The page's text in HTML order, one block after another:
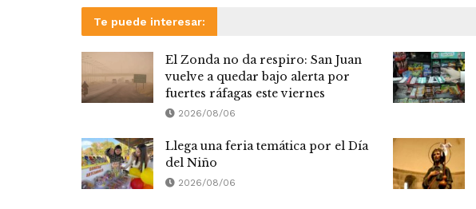
Te puede interesar:
El Zonda no da respiro: San Juan
vuelve a quedar bajo alerta por
fuertes ráfagas este viernes
2026/08/06
Llega una feria temática por el Día
del Niño
2026/08/06